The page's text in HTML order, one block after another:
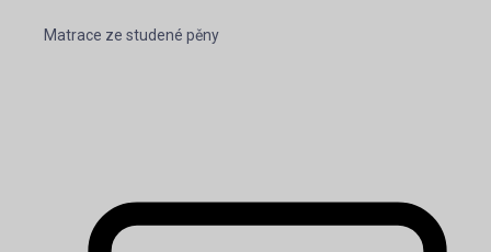
Matrace ze studené pěny